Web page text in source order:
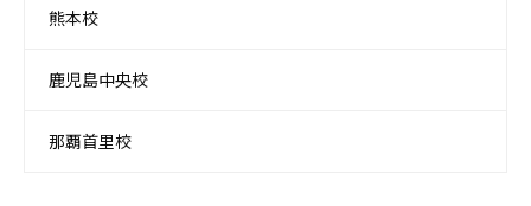
熊本校
鹿児島中央校
那覇首里校